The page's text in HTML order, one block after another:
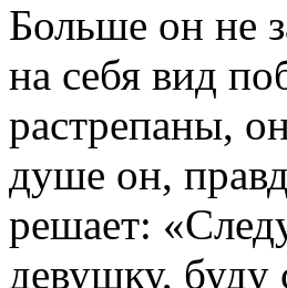
Больше он не
на себя вид
растрепаны,
душе он,
решает:
девушку,